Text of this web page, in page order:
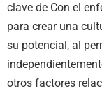
clave de Con el
para crear una
su potencial, al
otros factores